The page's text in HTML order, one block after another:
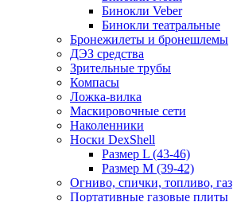
Бинокли Veber
Бинокли театральные
Бронежилеты и бронешлемы
ДЭЗ средства
Зрительные трубы
Компасы
Ложка-вилка
Маскировочные сети
Наколенники
Носки DexShell
Размер L (43-46)
Размер M (39-42)
Огниво, спички, топливо, газ
Портативные газовые плиты